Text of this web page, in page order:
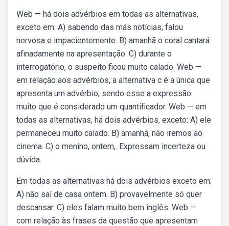
Web — há dois advérbios em todas as alternativas,
exceto em: A) sabendo das más notícias, falou
nervosa e impacientemente. B) amanhã o coral cantará
afinadamente na apresentação. C) durante o
interrogatório, o suspeito ficou muito calado. Web —
em relação aos advérbios, a alternativa c é a única que
apresenta um advérbio, sendo esse a expressão
muito que é considerado um quantificador. Web — em
todas as alternativas, há dois advérbios, exceto: A) ele
permaneceu muito calado. B) amanhã, não iremos ao
cinema. C) o menino, ontem,. Expressam incerteza ou
dúvida.
Em todas as alternativas há dois advérbios exceto em:
A) não saí de casa ontem. B) provavelmente só quer
descansar. C) eles falam muito bem inglês. Web —
com relação às frases da questão que apresentam